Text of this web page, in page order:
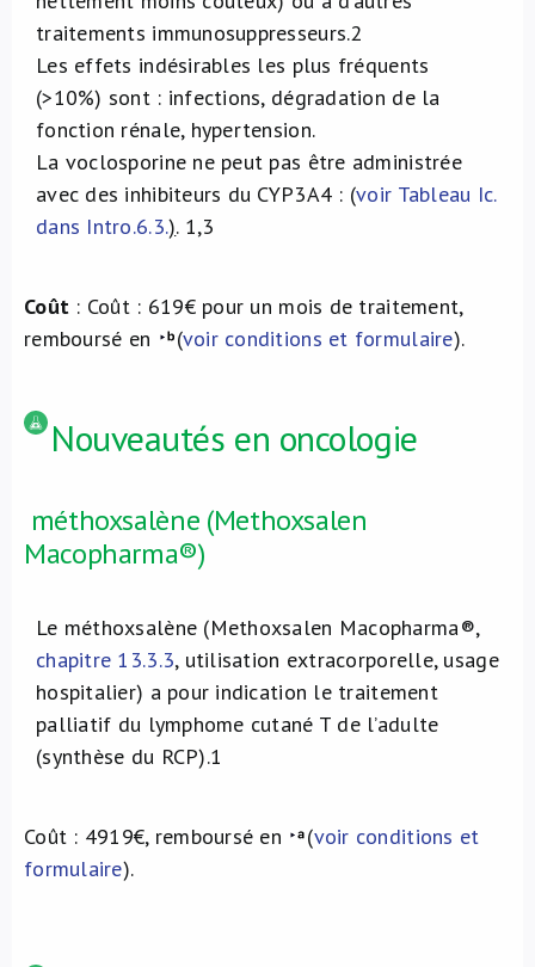
traitements immunosuppresseurs.2
Les effets indésirables les plus fréquents
(>10%) sont : infections, dégradation de la
fonction rénale, hypertension.
La voclosporine ne peut pas être administrée
avec des inhibiteurs du CYP3A4 : (voir Tableau Ic.
dans Intro.6.3.). 1,3
Coût : Coût : 619€ pour un mois de traitement,
remboursé en
(voir conditions et formulaire).
Nouveautés en oncologie
méthoxsalène (Methoxsalen
Macopharma®)
Le méthoxsalène (Methoxsalen Macopharma®,
chapitre 13.3.3, utilisation extracorporelle, usage
hospitalier) a pour indication le traitement
palliatif du lymphome cutané T de l’adulte
(synthèse du RCP).1
Coût : 4919€, remboursé en (voir conditions et
formulaire).